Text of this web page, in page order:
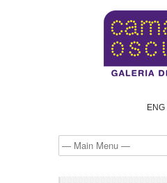
ENG